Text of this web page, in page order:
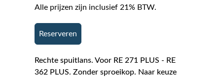
Alle prijzen zijn inclusief 21% BTW.
Reserveren
Rechte spuitlans. Voor RE 271 PLUS - RE
362 PLUS. Zonder sproeikop. Naar keuze